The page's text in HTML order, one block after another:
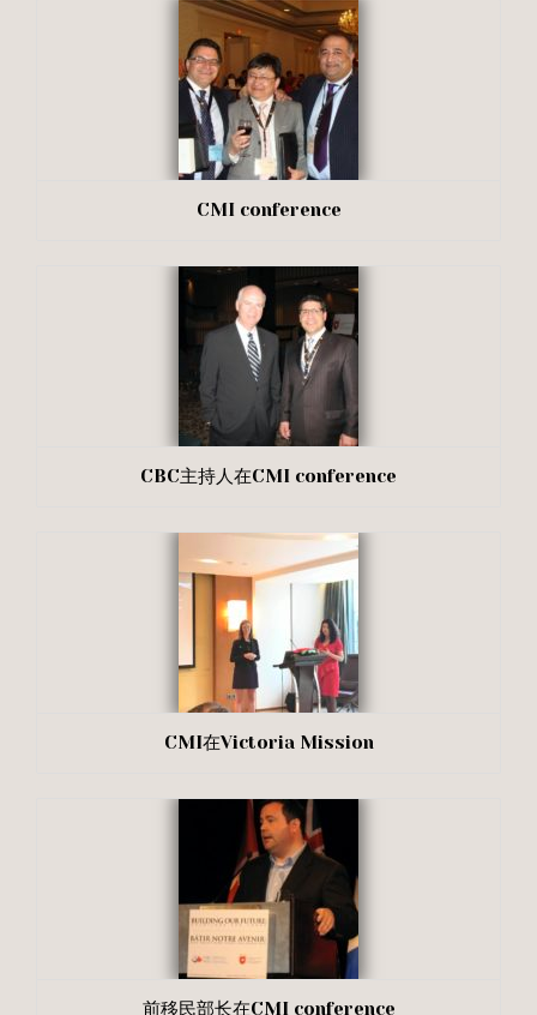
CMI conference
CBC主持人在CMI conference
CMI在Victoria Mission
前移民部长在CMI conference